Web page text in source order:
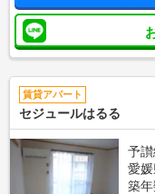
賃貸アパート
セジュールはるる
予
愛
築年